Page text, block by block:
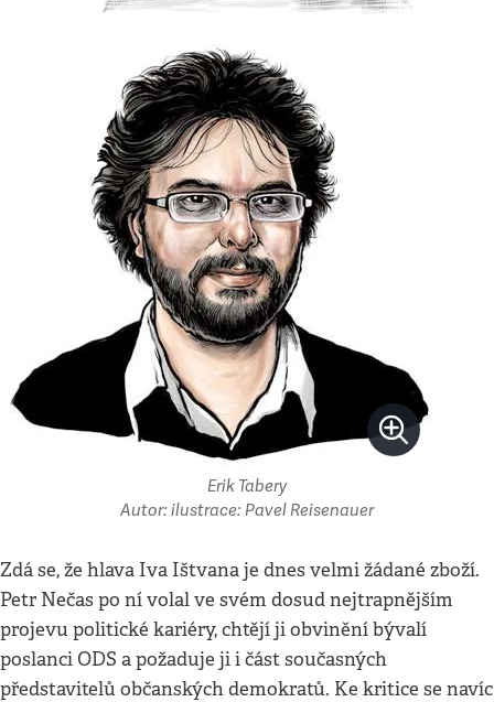
Erik Tabery
Autor: ilustrace: Pavel Reisenauer
Zdá se, že hlava Iva Ištvana je dnes velmi žádané zboží.
Petr Nečas po ní volal ve svém dosud nejtrapnějším
projevu politické kariéry, chtějí ji obvinění bývalí
poslanci ODS a požaduje ji i část současných
představitelů občanských demokratů. Ke kritice se navíc